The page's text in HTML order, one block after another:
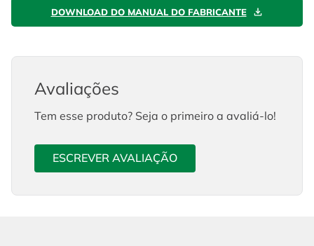
DOWNLOAD DO MANUAL DO FABRICANTE
Avaliações
Tem esse produto? Seja o primeiro a avaliá-lo!
ESCREVER AVALIAÇÃO